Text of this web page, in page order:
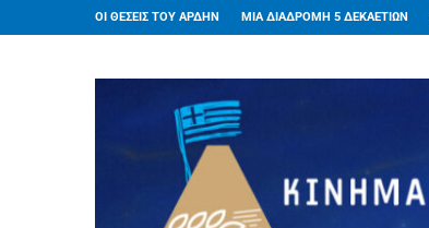
ΟΙ ΘΕΣΕΙΣ ΤΟΥ ΑΡΔΗΝ ΜΙΑ ΔΙΑΔΡΟΜΗ 5 ΔΕΚΑΕΤΙΩΝ